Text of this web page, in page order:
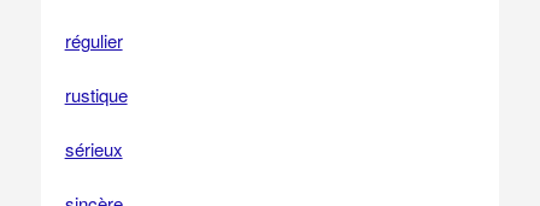
régulier
rustique
sérieux